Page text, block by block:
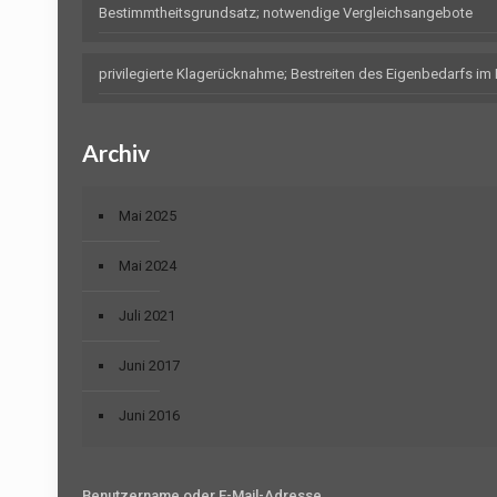
Bestimmtheitsgrundsatz; notwendige Vergleichsangebote
privilegierte Klagerücknahme; Bestreiten des Eigenbedarfs im
Archiv
Mai 2025
Mai 2024
Juli 2021
Juni 2017
Juni 2016